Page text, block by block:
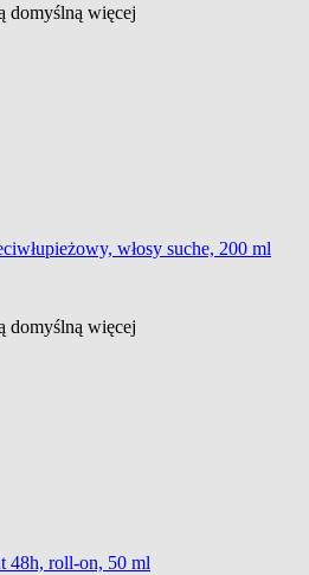
domyślną więcej
włosy suche, 200 ml
domyślną więcej
48h, roll-on, 50 ml